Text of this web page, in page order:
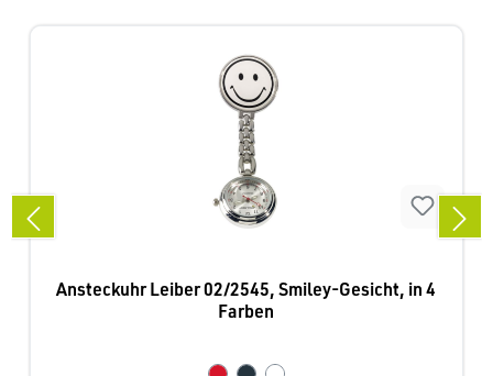
Ansteckuhr Leiber 02/2545, Smiley-Gesicht, in 4
Farben